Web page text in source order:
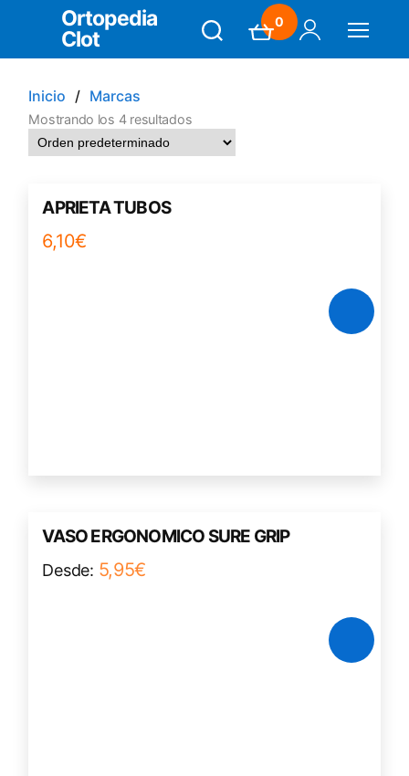
Ortopedia
Clot
0
Inicio Marcas
Mostrando los 4 resultados
APRIETA TUBOS
6,10€
VASO ERGONOMICO SURE GRIP
Desde: 5,95€
producto
tiene